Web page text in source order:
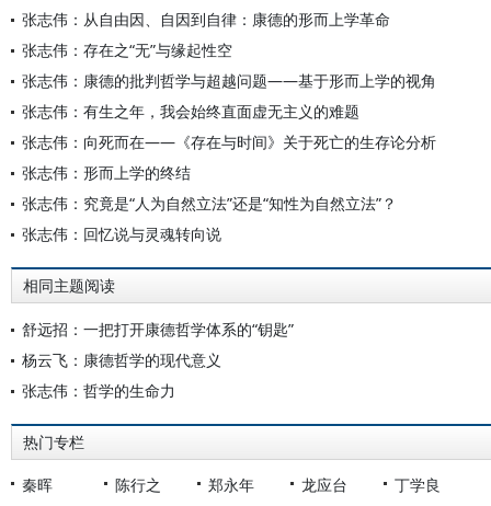
张志伟：从自由因、自因到自律：康德的形而上学革命
张志伟：存在之“无”与缘起性空
张志伟：康德的批判哲学与超越问题——基于形而上学的视角
张志伟：有生之年，我会始终直面虚无主义的难题
张志伟：向死而在——《存在与时间》关于死亡的生存论分析
张志伟：形而上学的终结
张志伟：究竟是“人为自然立法”还是“知性为自然立法”？
张志伟：回忆说与灵魂转向说
相同主题阅读
舒远招：一把打开康德哲学体系的“钥匙”
杨云飞：康德哲学的现代意义
张志伟：哲学的生命力
热门专栏
秦晖 陈行之 郑永年 龙应台
丁学良